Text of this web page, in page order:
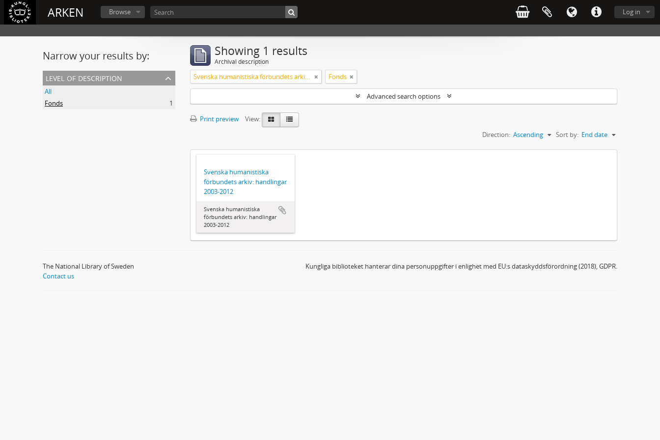
ARKEN Log in
Browse
Narrow your results by:
level of description
All
Fonds
1
Showing 1 results
Archival description
Svenska humanistiska förbundets arkiv: handlingar 2003-2012 Fonds
Advanced search options
Print preview
View:
Sort by: End date
Direction: Ascending
Svenska humanistiska
förbundets arkiv: handlingar
2003-2012
Svenska humanistiska
förbundets arkiv: handlingar
2003-2012
The National Library of Sweden
Contact us
Kungliga biblioteket hanterar dina personuppgifter i enlighet med EU:s dataskyddsförordning (2018), GDPR.